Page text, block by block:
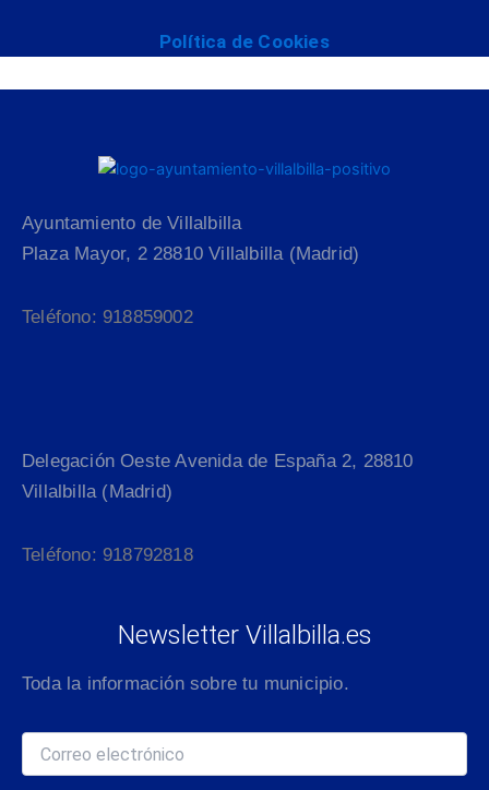
Política de Cookies
Ayuntamiento de Villalbilla
Plaza Mayor, 2 28810 Villalbilla (Madrid)
Teléfono: 918859002
Delegación Oeste Avenida de España 2, 28810
Villalbilla (Madrid)
Teléfono: 918792818
Newsletter Villalbilla.es
Toda la información sobre tu municipio.